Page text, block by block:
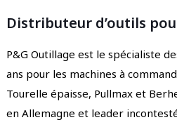
Distributeur d’outils
P&G Outillage est le spécialiste
ans pour les machines à
Tourelle épaisse, Pullmax et
en Allemagne et leader